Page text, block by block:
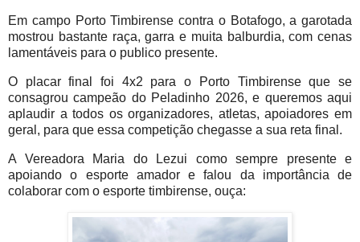
Em campo Porto Timbirense contra o Botafogo, a garotada
mostrou bastante raça, garra e muita balburdia, com cenas
lamentáveis para o publico presente.
O placar final foi 4x2 para o Porto Timbirense que se
consagrou campeão do Peladinho 2026, e queremos aqui
aplaudir a todos os organizadores, atletas, apoiadores em
geral, para que essa competição chegasse a sua reta final.
A Vereadora Maria do Lezui como sempre presente e
apoiando o esporte amador e falou da importância de
colaborar com o esporte timbirense, ouça: